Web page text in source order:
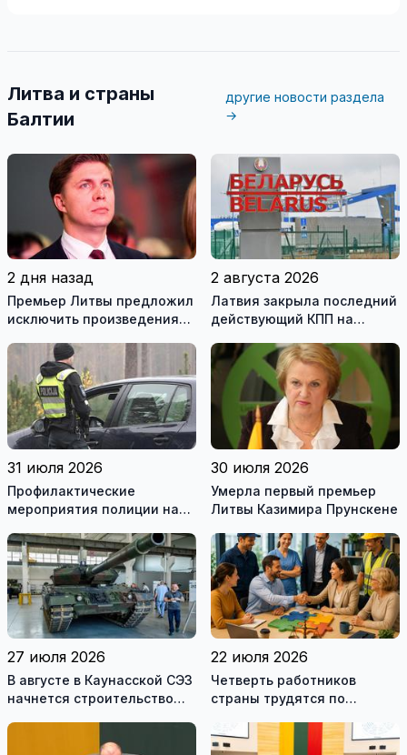
Литва и страны
Балтии
другие новости раздела
→
2 дня назад
Премьер Литвы предложил
исключить произведения
рекомендуемой
литературы
2 августа 2026
Латвия закрыла последний
действующий КПП на
31 июля 2026
Профилактические
мероприятия полиции на
30 июля 2026
Умерла первый премьер
Литвы Казимира Прунскене
27 июля 2026
В августе в Каунасской СЭЗ
начнется строительство
22 июля 2026
Четверть работников
страны трудятся по
это выгодно и